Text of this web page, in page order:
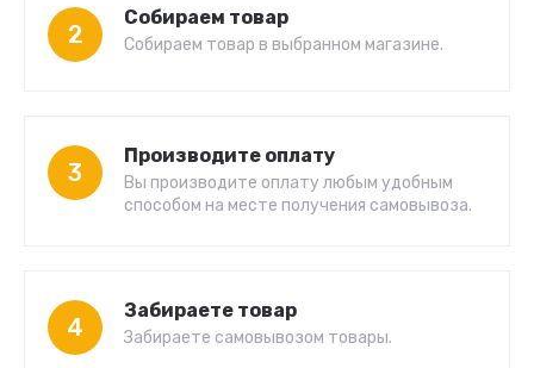
2
Собираем товар
Собираем товар в выбранном магазине.
3
Производите оплату
Вы производите оплату любым удобным
способом на месте получения самовывоза.
4
Забираете товар
Забираете самовывозом товары.